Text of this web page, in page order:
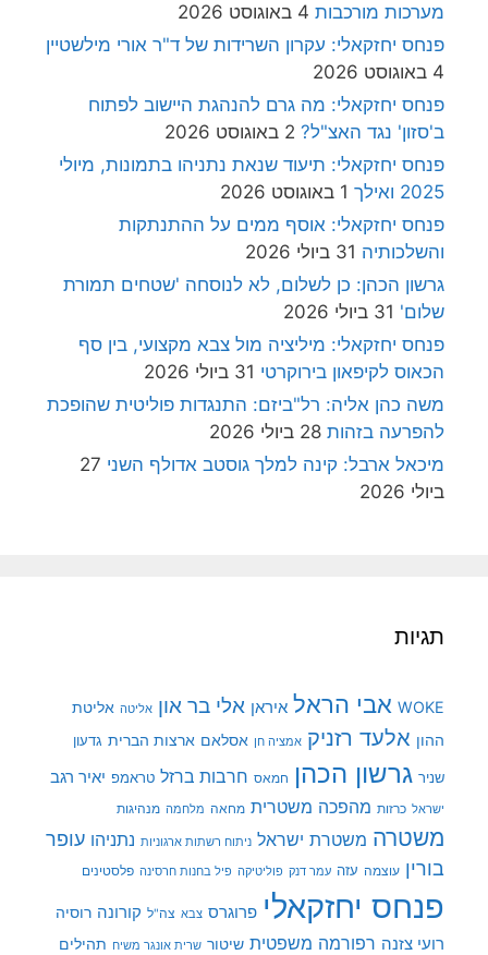
מערכות מורכבות 4 באוגוסט 2026
פנחס יחזקאלי: עקרון השרידות של ד"ר אורי מילשטיין
4 באוגוסט 2026
פנחס יחזקאלי: מה גרם להנהגת היישוב לפתוח
ב'סזון' נגד האצ"ל? 2 באוגוסט 2026
פנחס יחזקאלי: תיעוד שנאת נתניהו בתמונות, מיולי
2025 ואילך
1 באוגוסט 2026
פנחס יחזקאלי: אוסף ממים על ההתנתקות
והשלכותיה 31 ביולי 2026
גרשון הכהן: כן לשלום, לא לנוסחה 'שטחים תמורת
שלום' 31 ביולי 2026
פנחס יחזקאלי: מיליציה מול צבא מקצועי, בין סף
הכאוס לקיפאון בירוקרטי 31 ביולי 2026
משה כהן אליה: רל"ביזם: התנגדות פוליטית שהופכת
להפרעה בזהות 28 ביולי 2026
מיכאל ארבל: קינה למלך גוסטב אדולף השני 27
ביולי 2026
תגיות
WOKE אבי הראל איראן אלי בר און אליטה אליטת
ההון אלעד רזניק אמציה חן אסלאם ארצות הברית גדעון
שניר גרשון הכהן חמאס חרבות ברזל טראמפ יאיר רגב
ישראל כרזות מהפכה משטרית מחאה מלחמה מנהיגות
משטרה משטרת ישראל ניתוח רשתות ארגוניות נתניהו עופר
בורין עוצמה עזה עמר דנק פוליטיקה פיל בחנות חרסינה פלסטינים
פנחס יחזקאלי פרוגרס צבא צה"ל קורונה רוסיה
רועי צזנה רפורמה משפטית שיטור שרית אונגר משיח תהילים